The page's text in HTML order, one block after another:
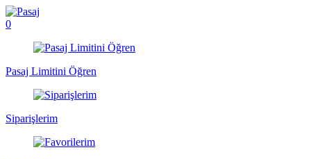
0
Pasaj Limitini Öğren
Siparişlerim